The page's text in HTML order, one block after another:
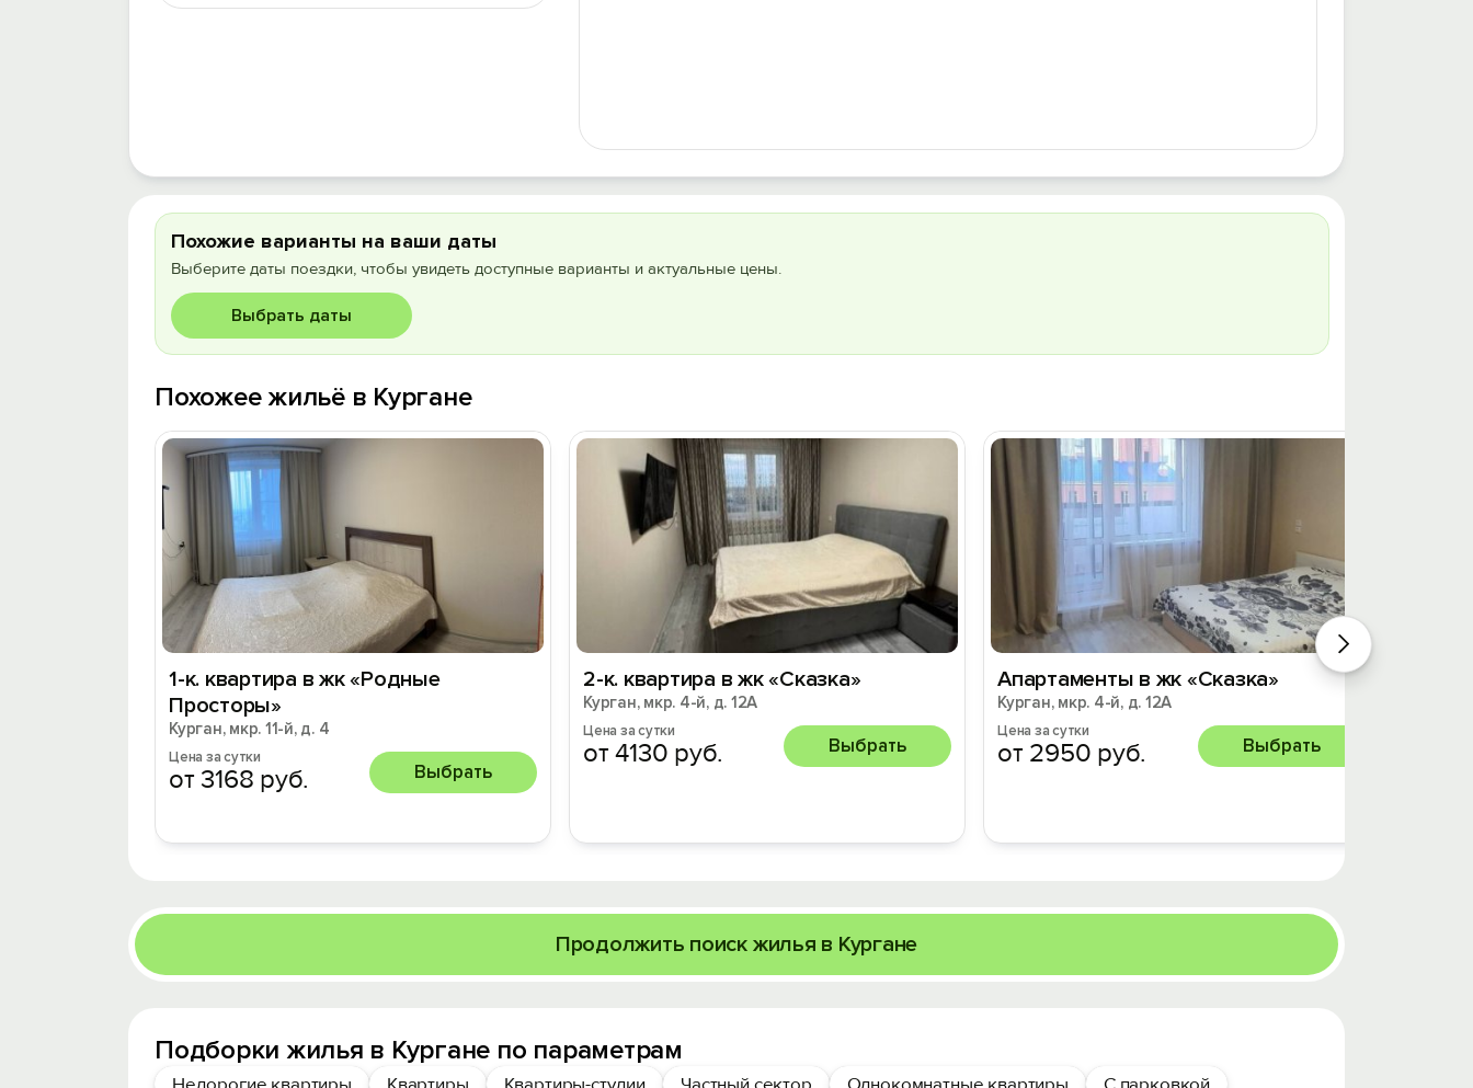
Похожие варианты на ваши даты
Выберите даты поездки, чтобы увидеть доступные варианты и актуальные цены.
Выбрать даты
Похожее жильё в Кургане
1-к. квартира в жк «Родные
Просторы»
Курган, мкр. 11-й, д. 4
Цена за сутки
от 3168 руб. Выбрать
2-к. квартира в жк «Сказка»
Курган, мкр. 4-й, д. 12А
Цена за сутки
от 4130 руб. Выбрать
Апартаменты в жк «Сказка»
Курган, мкр. 4-й, д. 12А
Цена за сутки
от 2950 руб. Выбрать
Продолжить поиск жилья в Кургане
Подборки жилья в Кургане по параметрам